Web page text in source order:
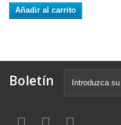
Añadir al carrito
Boletín